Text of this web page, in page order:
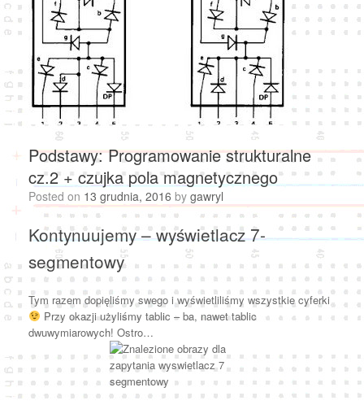
Podstawy: Programowanie strukturalne
cz.2 + czujka pola magnetycznego
Posted on 13 grudnia, 2016 by gawryl
Kontynuujemy – wyświetlacz 7-
segmentowy
Tym razem dopięliśmy swego i wyświetliliśmy wszystkie cyferki
Przy okazji użyliśmy tablic – ba, nawet tablic
dwuwymiarowych! Ostro…